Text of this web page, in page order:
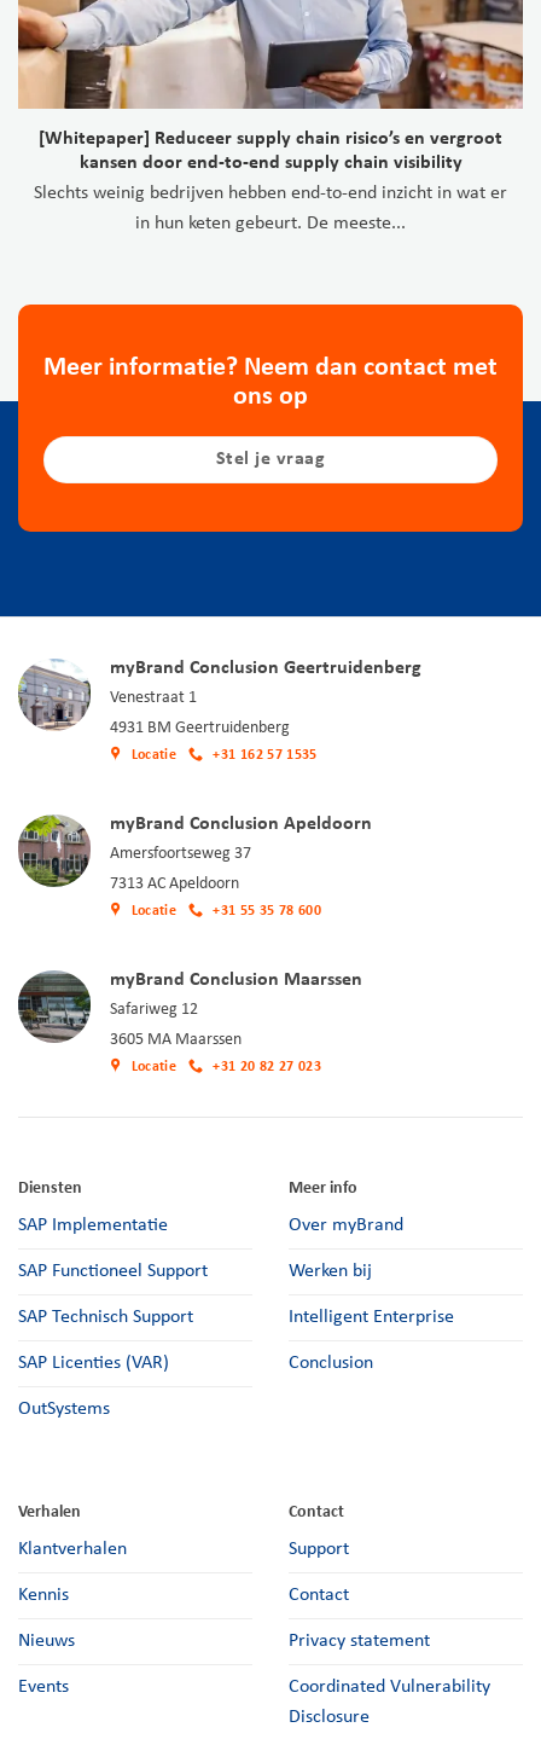
[Whitepaper] Reduceer supply chain risico’s en vergroot
kansen door end-to-end supply chain visibility
Slechts weinig bedrijven hebben end-to-end inzicht in wat er
in hun keten gebeurt. De meeste...
Meer informatie? Neem dan contact met
ons op
Stel je vraag
myBrand Conclusion Geertruidenberg
Venestraat 1
4931 BM Geertruidenberg
Locatie +31 162 57 1535
myBrand Conclusion Apeldoorn
Amersfoortseweg 37
7313 AC Apeldoorn
Locatie +31 55 35 78 600
myBrand Conclusion Maarssen
Safariweg 12
3605 MA Maarssen
Locatie +31 20 82 27 023
Diensten
SAP Implementatie
SAP Functioneel Support
SAP Technisch Support
SAP Licenties (VAR)
OutSystems
Meer info
Over myBrand
Werken bij
Intelligent Enterprise
Conclusion
Verhalen
Klantverhalen
Kennis
Nieuws
Events
Contact
Support
Contact
Privacy statement
Coordinated Vulnerability
Disclosure